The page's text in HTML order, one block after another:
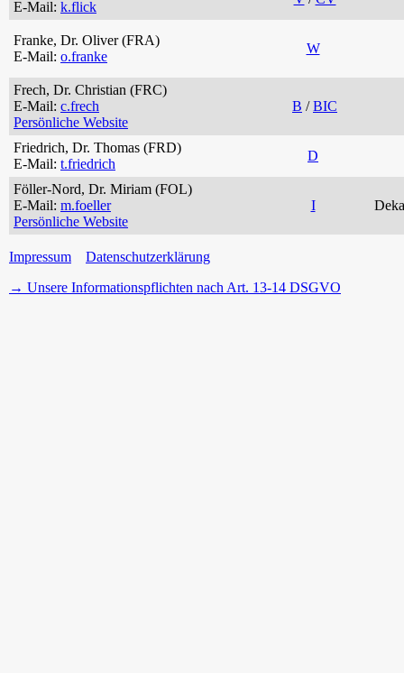
E-Mail: k.flick
Franke, Dr. Oliver (FRA)
E-Mail: o.franke
W
Frech, Dr. Christian (FRC)
E-Mail: c.frech
Persönliche Website
B /BIC
Friedrich, Dr. Thomas (FRD)
E-Mail: t.friedrich
D
Föller-Nord, Dr. Miriam (FOL)
E-Mail: m.foeller
Persönliche Website
I
Impressum
Datenschutzerklärung
→ Unsere Informationspflichten nach Art. 13-14 DSGVO